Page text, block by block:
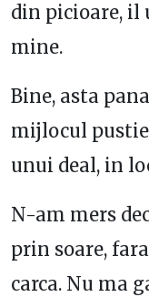
din picioare, il
mine.
Bine, asta
mijlocul
unui deal, in
N-am mers
prin soare,
carca. Nu ma